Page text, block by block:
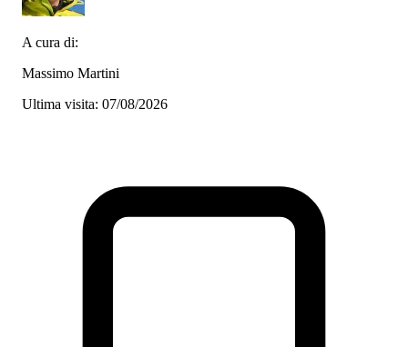
A cura di:
Massimo Martini
Ultima visita: 07/08/2026